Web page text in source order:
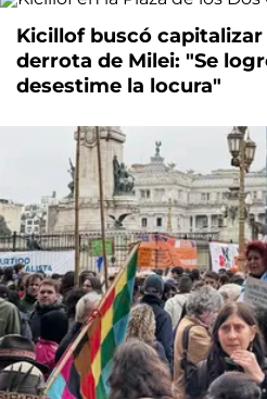
Kicillof buscó capitalizar
derrota de Milei: "Se
desestime la locura"